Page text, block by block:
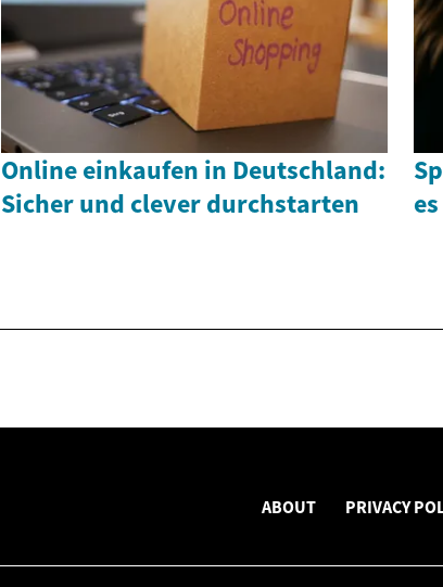
Online einkaufen in Deutschland:
Sicher und clever durchstarten
ABOUT PRIVACY